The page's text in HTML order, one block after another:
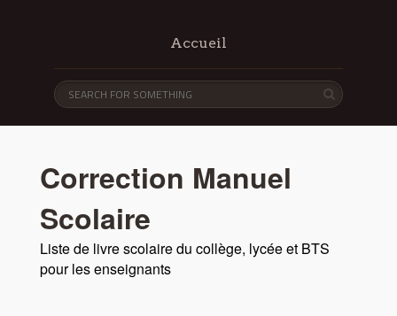
Accueil
Correction Manuel
Scolaire
Liste de livre scolaire du collège, lycée et BTS
pour les enseignants